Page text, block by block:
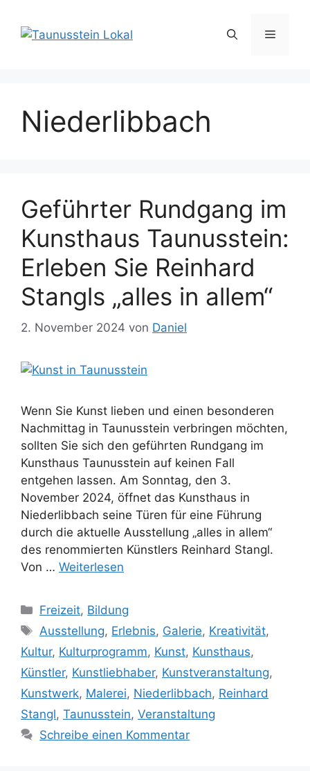
Inhalt
springen
Menü
Niederlibbach
Geführter Rundgang im
Kunsthaus Taunusstein:
Erleben Sie Reinhard
Stangls „alles in allem“
2. November 2024 von Daniel
Wenn Sie Kunst lieben und einen besonderen
Nachmittag in Taunusstein verbringen möchten,
sollten Sie sich den geführten Rundgang im
Kunsthaus Taunusstein auf keinen Fall
entgehen lassen. Am Sonntag, den 3.
November 2024, öffnet das Kunsthaus in
Niederlibbach seine Türen für eine Führung
durch die aktuelle Ausstellung „alles in allem“
des renommierten Künstlers Reinhard Stangl.
Von … Weiterlesen
Kategorien
Freizeit, Bildung
Schlagwörter
Ausstellung, Erlebnis, Galerie, Kreativität,
Kultur, Kulturprogramm, Kunst, Kunsthaus,
Künstler, Kunstliebhaber, Kunstveranstaltung,
Kunstwerk, Malerei, Niederlibbach, Reinhard
Stangl, Taunusstein, Veranstaltung
Schreibe einen Kommentar